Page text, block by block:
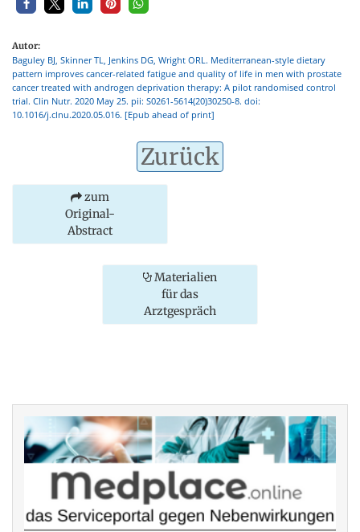
Autor:
Baguley BJ, Skinner TL, Jenkins DG, Wright ORL. Mediterranean-style dietary
pattern improves cancer-related fatigue and quality of life in men with prostate
cancer treated with androgen deprivation therapy: A pilot randomised control
trial. Clin Nutr. 2020 May 25. pii: S0261-5614(20)30250-8. doi:
10.1016/j.clnu.2020.05.016. [Epub ahead of print]
Zurück
zum
Original-
Abstract
Materialien
für das
Arztgespräch